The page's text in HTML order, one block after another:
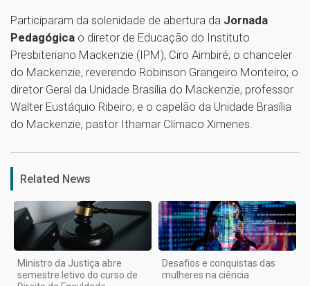
Participaram da solenidade de abertura da Jornada
Pedagógica o diretor de Educação do Instituto
Presbiteriano Mackenzie (IPM), Ciro Aimbiré; o chanceler
do Mackenzie, reverendo Robinson Grangeiro Monteiro; o
diretor Geral da Unidade Brasília do Mackenzie, professor
Walter Eustáquio Ribeiro; e o capelão da Unidade Brasília
do Mackenzie, pastor Ithamar Clímaco Ximenes.
1
Related News
Ministro da Justiça abre
semestre letivo do curso de
Desafios e conquistas das
mulheres na ciência